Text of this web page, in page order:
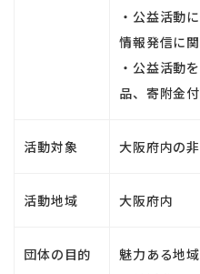
・公益活動
情報発信に関
・公益活動
品、寄附金
活動対象 大阪府内の
活動地域 大阪府内
団体の目的
魅力ある地